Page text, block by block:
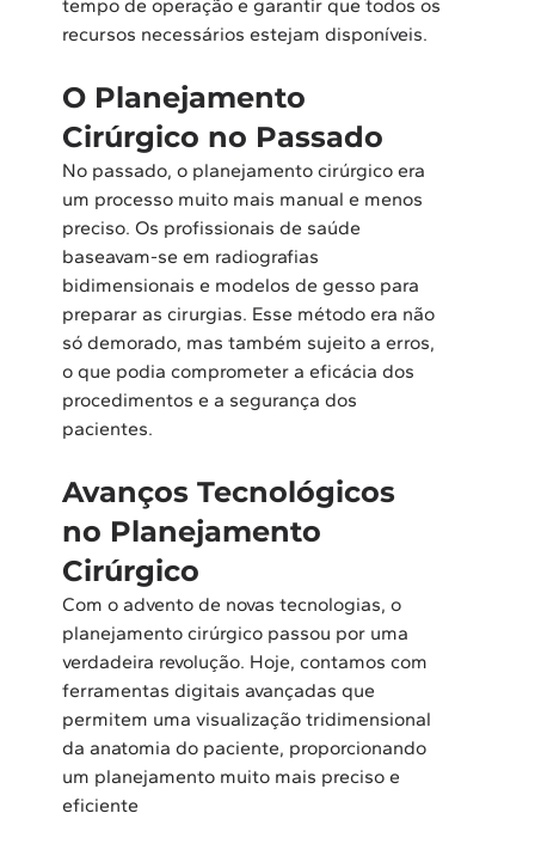
tempo de operação e garantir que todos os
recursos necessários estejam disponíveis.
O Planejamento
Cirúrgico no Passado
No passado, o planejamento cirúrgico era
um processo muito mais manual e menos
preciso. Os profissionais de saúde
baseavam-se em radiografias
bidimensionais e modelos de gesso para
preparar as cirurgias. Esse método era não
só demorado, mas também sujeito a erros,
o que podia comprometer a eficácia dos
procedimentos e a segurança dos
pacientes.
Avanços Tecnológicos
no Planejamento
Cirúrgico
Com o advento de novas tecnologias, o
planejamento cirúrgico passou por uma
verdadeira revolução. Hoje, contamos com
ferramentas digitais avançadas que
permitem uma visualização tridimensional
da anatomia do paciente, proporcionando
um planejamento muito mais preciso e
eficiente